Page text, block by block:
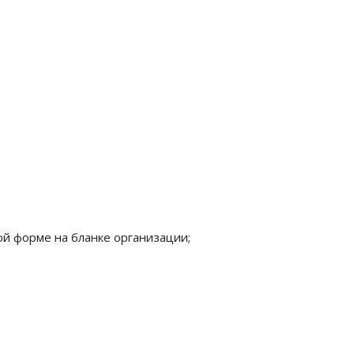
форме на бланке организации;